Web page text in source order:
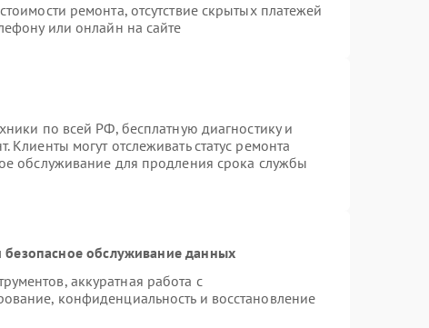
ремонта, отсутствие скрытых платежей
или онлайн на сайте
по всей РФ, бесплатную диагностику и
могут отслеживать статус ремонта
обслуживание для продления срока службы
обслуживание данных
аккуратная работа с
конфиденциальность и восстановление